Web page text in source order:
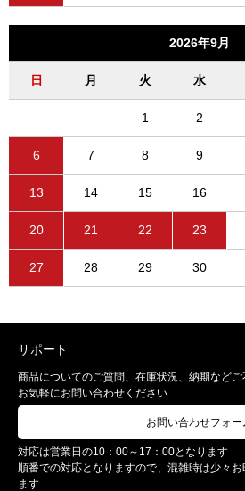
2026年9月
日 月 火 水
1 2
6 7 8 9
13 14 15 16
20 21 22 23
27 28 29 30
サポート
商品についてのご質問、在庫状況、納期などご
お気軽にお問い合わせください
お問い合わせフォー
対応は営業日の10：00～17：00となります
順番での対応となりますので、混雑時は少々
ます